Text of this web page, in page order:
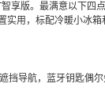
享版。最满意以下四
用，标配冷暖小冰
挡导航，蓝牙钥匙偶